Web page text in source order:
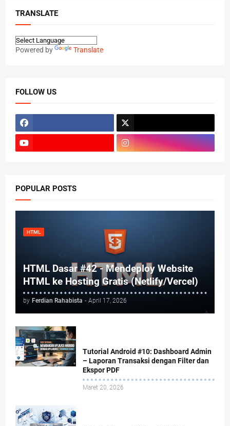
TRANSLATE
Powered by Translate
FOLLOW US
POPULAR POSTS
HTML
HTML Dasar #42 - Mendeploy Website
HTML ke Hosting Gratis (Netlify/Vercel)
by Ferdian Rahabista - April 17, 2026
Tutorial Android #10: Dashboard Admin
– Laporan Transaksi dengan Filter dan
Ekspor PDF
Maret 20, 2026